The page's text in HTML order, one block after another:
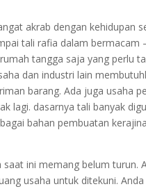
akrab dengan kehidupan
tali rafia dalam bermacam
tangga saja yang perlu
dan industri lain
barang. Ada juga usaha
lagi. dasarnya tali banyak
bahan pembuatan
ini memang belum turun.
usaha untuk ditekuni.